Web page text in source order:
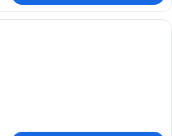
Un dormitorio con cama, escritorio y